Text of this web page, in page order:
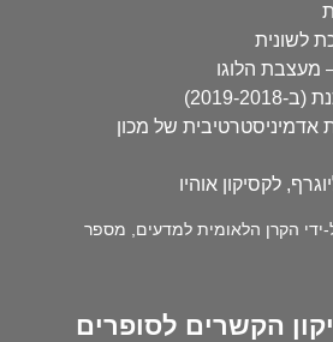
לשונית
– מעצבת הלוגו
2018)
אדמיניסטרטיבית של מכון
לקסיקון אוהיו
ידי הקרן הלאומית למדעים, מספר
הקשרים לסופרים